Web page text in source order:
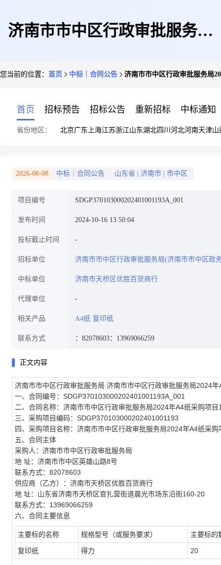
济南市市中区行政审批服务局
您当前的位置： 首页 中标｜合同公告 济南市市中区行政审批服务局
首页 招标预告 招标公告 重新招标 中标通知
省份地区： 北京广东 上海江苏浙江山东湖北四川 河北河南天津山
2026-08-08 中标｜合同公告 山东省 济南市 市中区
项目编号 SDGP370103000202401001193A_001
发布时间 2024-10-16 13:50:04
投标截止时间
招标单位 济南市市中区行政审批服务局(济南市市中区政
中标单位 济南市天桥区优胜百货商行
代理单位
相关产品 A4纸 复印纸
联系方式 ：82078603：13969066259
正文内容
济南市市中区行政审批服务局 济南市市中区行政审批服务局2024
一、合同编号：SDGP370103000202401001193A_001
二、合同名称：济南市市中区行政审批服务局2024年A4纸采购项目
三、采购项目编码：SDGP370103000202401001193
四、采购项目名称：济南市市中区行政审批服务局2024年A4纸采购
五、合同主体
采购人：济南市市中区行政审批服务局
地 址：济南市市中区英雄山路8号
联系方式：82078603
供应商（乙方）：济南市天桥区优胜百货商行
地 址：山东省济南市天桥区官扎营街道晨光市场东沿街160-20
联系方式：13969066259
六、合同主要信息
主要标的名称 规格型号（或服务要求） 主要标的
复印纸 得力 20